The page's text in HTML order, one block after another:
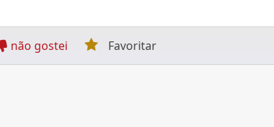
não gostei Favoritar